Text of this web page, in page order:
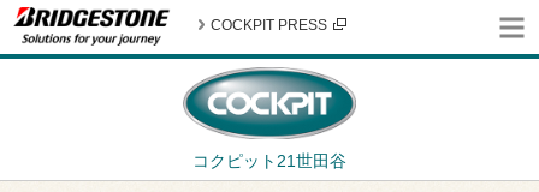
コクピット21世田谷
COCKPIT PRESS